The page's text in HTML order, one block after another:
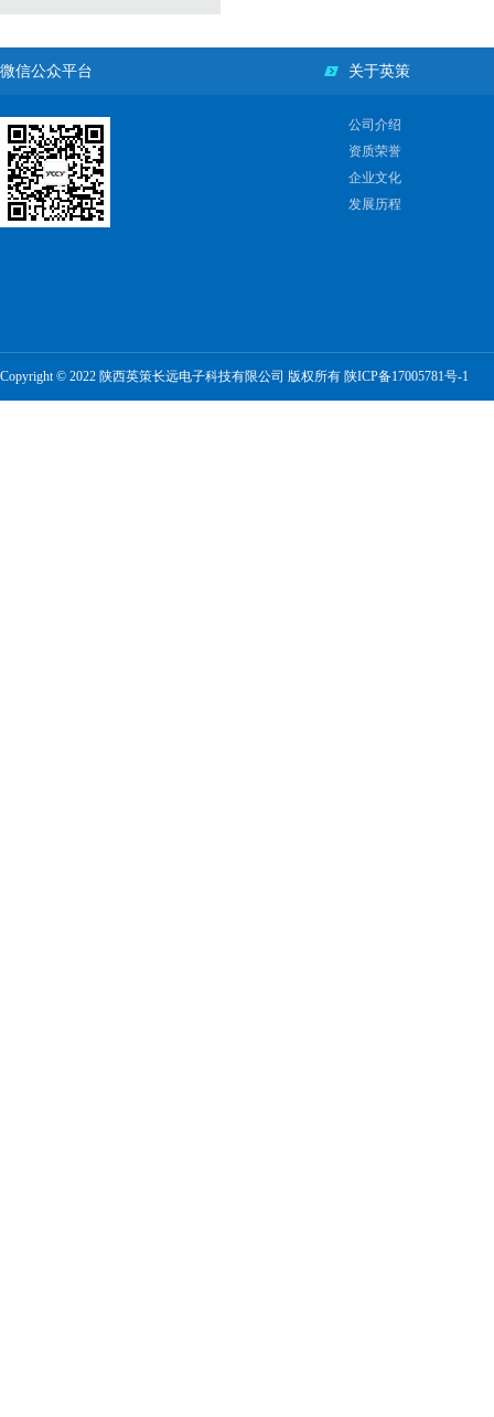
微信公众平台 关于英策
公司介绍
资质荣誉
企业文化
发展历程
Copyright © 2022 陕西英策长远电子科技有限公司 版权所有 陕ICP备17005781号-1